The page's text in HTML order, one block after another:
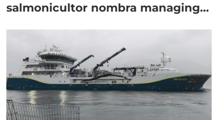
salmonicultor nombra managing